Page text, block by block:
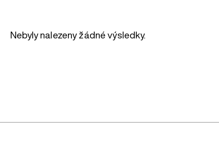
Nebyly nalezeny žádné výsledky.